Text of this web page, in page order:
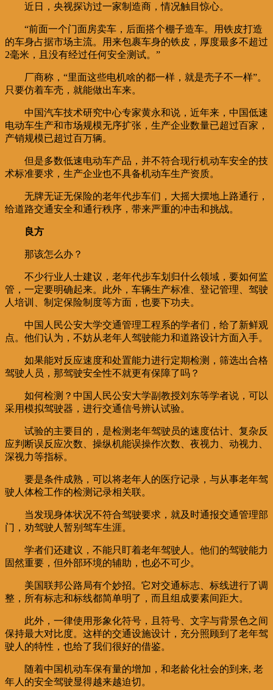
近日，央视探访过一家制造商，情况触目惊心。
“前面一个门面房卖车，后面搭个棚子造车。用铁皮打造
的车身占据市场主流。用来包裹车身的铁皮，厚度最多不超过
2毫米，且没有经过任何安全测试。”
厂商称，“里面这些电机啥的都一样，就是壳子不一样”。
只要仿着车壳，就能做出车来。
中国汽车技术研究中心专家黄永和说，近年来，中国低速
电动车生产和市场规模无序扩张，生产企业数量已超过百家，
产销规模已超过百万辆。
但是多数低速电动车产品，并不符合现行机动车安全的技
术标准要求，生产企业也不具备机动车生产资质。
无牌无证无保险的老年代步车们，大摇大摆地上路通行，
给道路交通安全和通行秩序，带来严重的冲击和挑战。
良方
那该怎么办？
不少行业人士建议，老年代步车划归什么领域，要如何监
管，一定要明确起来。此外，车辆生产标准、登记管理、驾驶
人培训、制定保险制度等方面，也要下功夫。
中国人民公安大学交通管理工程系的学者们，给了新鲜观
点。他们认为，不妨从老年人驾驶能力和道路设计方面入手。
如果能对反应速度和处置能力进行定期检测，筛选出合格
驾驶人员，那驾驶安全性不就更有保障了吗？
如何检测？中国人民公安大学副教授刘东等学者说，可以
采用模拟驾驶器，进行交通信号辨认试验。
试验的主要目的，是检测老年驾驶员的速度估计、复杂反
应判断误反应次数、操纵机能误操作次数、夜视力、动视力、
深视力等指标。
要是条件成熟，可以将老年人的医疗记录，与从事老年驾
驶人体检工作的检测记录相关联。
当发现身体状况不符合驾驶要求，就及时通报交通管理部
门，劝驾驶人暂别驾车生涯。
学者们还建议，不能只盯着老年驾驶人。他们的驾驶能力
固然重要，但外部环境的辅助，也必不可少。
美国联邦公路局有个妙招。它对交通标志、标线进行了调
整，所有标志和标线都简单明了，而且组成要素间距大。
此外，一律使用形象化符号，且符号、文字与背景色之间
保持最大对比度。这样的交通设施设计，充分照顾到了老年驾
驶人的特性，也给了我们很好的借鉴。
随着中国机动车保有量的增加，和老龄化社会的到来, 老
年人的安全驾驶显得越来越迫切。